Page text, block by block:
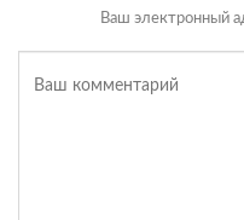
Ваш электронный